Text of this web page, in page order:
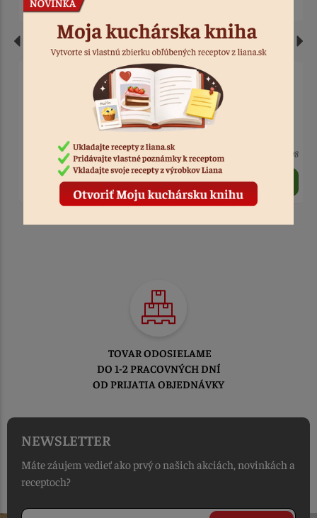
Stierka na cesto
Kód: 579
Stierka na cesto 19,4 x
13,5 x 12,7 cm
> 10 Kód: 598
1,90 €
TOVAR ODOSIELAME
DO 1-2 PRACOVNÝCH DNÍ
OD PRIJATIA OBJEDNÁVKY
NEWSLETTER
Máte záujem vedieť ako prvý o našich akciách, novinkách a
receptoch?